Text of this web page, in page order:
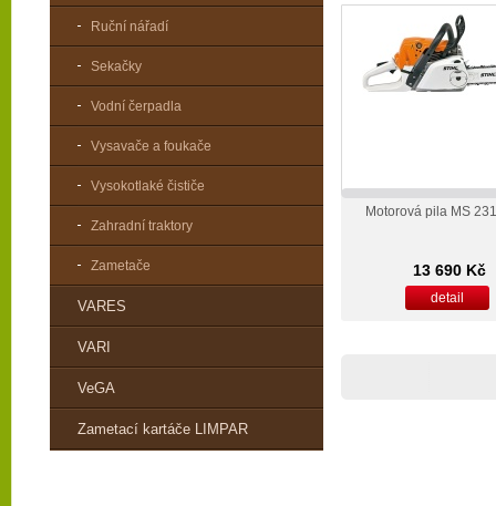
Ruční nářadí
Sekačky
Vodní čerpadla
Vysavače a foukače
Vysokotlaké čističe
Zahradní traktory
Zametače
VARES
VARI
VeGA
Zametací kartáče LIMPAR
Motorová pila MS
13 690 Kč
detail